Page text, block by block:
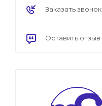
Заказать звонок
Оставить отзыв